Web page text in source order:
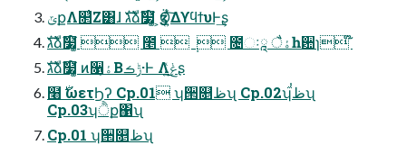
ݶքΛ௒͑Ζ͸ɺ גࣜձࣾ໷໌͚ ͕ӡӦ͍ͯ͠ΔϒϥϯυͰ͢ʂ
גࣜձࣾ໷໌͚  ೥  ݄  ೔ઃཱ ैۀһ਺ɿ ໊
גࣜձࣾ໷໌͚ ͷ૑ۀ͔Βݱࡏ·Ͱ Λݟ͍ͯ͜͏ʂ
໨࣍ ώετϦʔ Cp.01 ʮ੒௕ظʯ Cp.02ʮࠞ໎ظʯ
Cp.03ʮੈք΁ʯ
Cp.01 ʮ੒௕ظʯ